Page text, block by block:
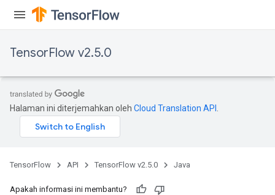
TensorFlow v2.5.0
Halaman ini diterjemahkan oleh Cloud Translation API
TensorFlow API TensorFlow v2.5.0 Java
Apakah informasi ini membantu?